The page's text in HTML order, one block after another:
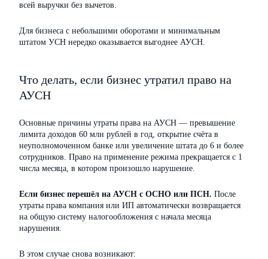
всей выручки без вычетов.
Для бизнеса с небольшими оборотами и минимальным
штатом УСН нередко оказывается выгоднее АУСН.
Что делать, если бизнес утратил право на
АУСН
Основные причины утраты права на АУСН — превышение
лимита доходов 60 млн рублей в год, открытие счёта в
неуполномоченном банке или увеличение штата до 6 и более
сотрудников. Право на применение режима прекращается с 1
числа месяца, в котором произошло нарушение.
Если бизнес перешёл на АУСН с ОСНО или ПСН. После
утраты права компания или ИП автоматически возвращается
на общую систему налогообложения с начала месяца
нарушения.
В этом случае снова возникают: